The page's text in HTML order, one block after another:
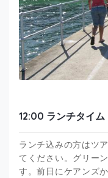
12:00 ランチタイム
ランチ込みの方はツ
てください。グリー
す。前日にケアンズ